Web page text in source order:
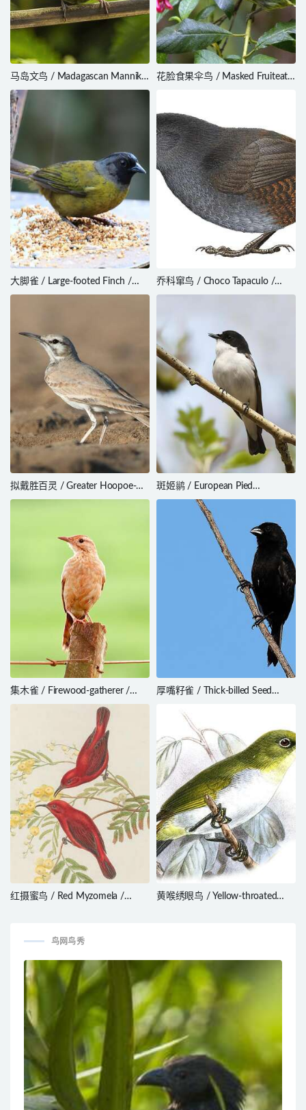
马岛文鸟 / Madagascan Mannikin
/ Lepidopygia nana
花脸食果伞鸟 / Masked Fruiteater
大脚雀 / Large-footed Finch /
Pezopetes capitalis
乔科窜鸟 / Choco Tapaculo /
Scytalopus chocoensis
拟戴胜百灵 / Greater Hoopoe-
Lark / Alaemon alaudipes
斑姬鹟 / European Pied
Flycatcher / Ficedula hypoleuca
集木雀 / Firewood-gatherer /
Anumbius annumbi
厚嘴籽雀 / Thick-billed Seed
红摄蜜鸟 / Red Myzomela /
黄喉绣眼鸟 / Yellow-throated
鸟网鸟秀